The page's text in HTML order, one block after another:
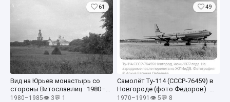
Вид на Юрьев монастырь со
стороны Витославлиц · 1980–
1985
1980–1985👁 3💬 1
61
Самолёт Ту-114 (СССР‑76459) в
Новгороде (фото Фёдоров) ·
1970–1991
1970–1991 👁 5💬 8
49